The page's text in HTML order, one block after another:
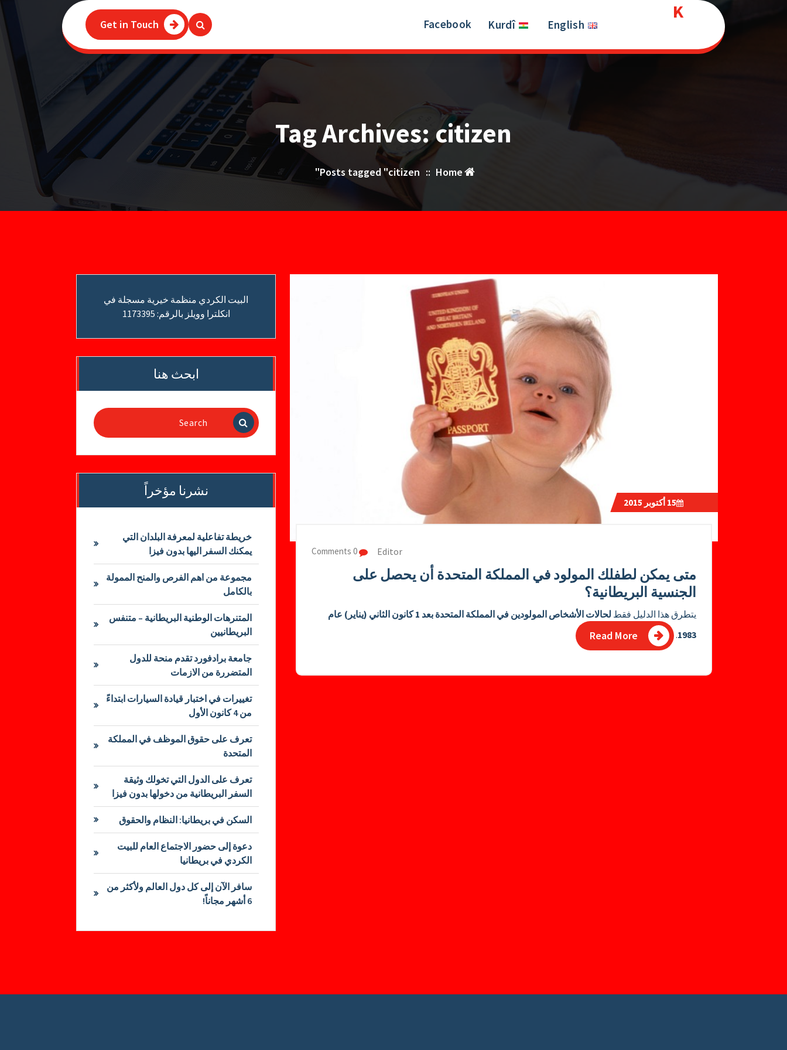
Kurds
English
Kurdî
Facebook
Get in Touch
Tag Archives: citizen
Home
::
Posts tagged "citizen"
15 أكتوبر 2015
Editor
0 Comments
متى يمكن لطفلك المولود في المملكة المتحدة أن يحصل على
الجنسية البريطانية؟
يتطرق هذا الدليل فقط
لحالات الأشخاص المولودين في المملكة المتحدة بعد 1 كانون الثاني (يناير) عام
1983
.
Read More
البيت الكردي منظمة خيرية مسجلة في
انكلترا وويلز بالرقم: 1173395
ابحث هنا
Search
for:
نشرنا مؤخراً
خريطة تفاعلية لمعرفة البلدان التي
يمكنك السفر اليها بدون فيزا
مجموعة من اهم الفرص والمنح الممولة
بالكامل
المتنرهات الوطنية البريطانية – متنفس
البريطانيين
جامعة برادفورد تقدم منحة للدول
المتضررة من الازمات
تغييرات في اختبار قيادة السيارات ابتداءً
من 4 كانون الأول
تعرف على حقوق الموظف في المملكة
المتحدة
تعرف على الدول التي تخولك وثيقة
السفر البريطانية من دخولها بدون فيزا
السكن في بريطانيا: النظام والحقوق
دعوة إلى حضور الاجتماع العام للبيت
الكردي في بريطانيا
سافر الآن إلى كل دول العالم ولأكثر من
6 أشهر مجاناً!